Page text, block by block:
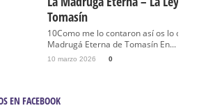
Tomasín
10Como me lo contaron así os lo cuento… La
Madrugá Eterna de Tomasín En...
10 marzo 2026 0
EN FACEBOOK